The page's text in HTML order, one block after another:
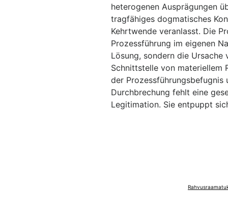
heterogenen Ausprägungen
tragfähiges dogmatisches
Kehrtwende veranlasst. Die
Prozessführung im eigenen
Lösung, sondern die
Schnittstelle von materiellem
der
Durchbrechung fehlt eine
Legitimation. Sie entpuppt